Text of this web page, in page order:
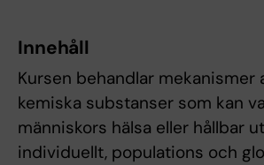
Innehåll
Kursen behandlar mekanismer
kemiska substanser som kan
människors hälsa eller hållbar
individuellt, populations och